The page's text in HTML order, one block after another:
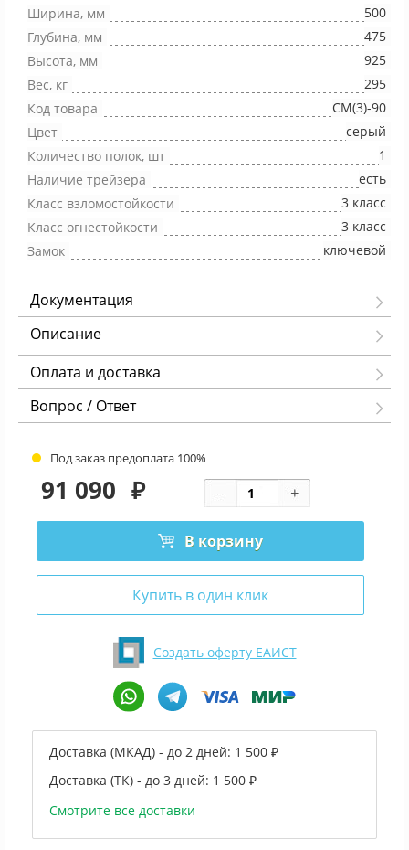
Ширина, мм
500
Глубина, мм
475
Высота, мм
925
Вес, кг
295
Код товара
СМ(3)-90
Цвет
серый
Количество полок, шт
1
Наличие трейзера
есть
Класс взломостойкости
3 класс
Класс огнестойкости
3 класс
Замок
ключевой
Документация
Описание
Оплата и доставка
Вопрос / Ответ
Под заказ предоплата 100%
91 090 ₽
В корзину
Купить в один клик
Создать оферту ЕАИСТ
Доставка (МКАД) - до 2 дней: 1 500 ₽
Доставка (ТК) - до 3 дней: 1 500 ₽
Смотрите все доставки